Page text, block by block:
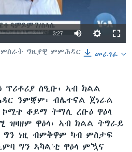
3:27
መራገፊ
ግዜያዊ ምምሕዳር
ፕሪቶሪያ ስዒቡ፡ ኣብ ክልል
ንምቛም፡ ብሌተናል ጀነራል
ቆይማ ትማሊ ረቡዕ ዋዕላ
ዝዛዘም ዋዕላ፡ ኣብ ክልል ትግራይ
ግን ነዚ ብምቅዋም ካብ ምስታፍ
ግን ኣካል’ቲ ዋዕላ ምዃና